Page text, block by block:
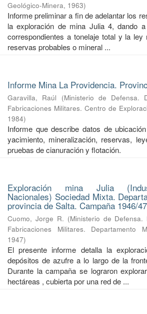
Geológico-Minera, 1963)
Informe preliminar a fin de adelantar los
la exploración de mina Julia 4, dando
correspondientes a tonelaje total y la ley
reservas probables o mineral ...
Informe Mina La Providencia.
Garavilla, Raúl (Ministerio de Defensa.
Fabricaciones Militares. Centro de
1984)
Informe que describe datos de
yacimiento, mineralización, reservas,
pruebas de cianuración y flotación.
Exploración mina Julia
Nacionales) Sociedad Mixta.
provincia de Salta. Campaña 1946/
Cuomo, Jorge R. (Ministerio de
Fabricaciones Militares. Departamento
1947)
El presente informe detalla la
depósitos de azufre a lo largo de la
Durante la campaña se lograron
hectáreas , cubierta por una red de ...